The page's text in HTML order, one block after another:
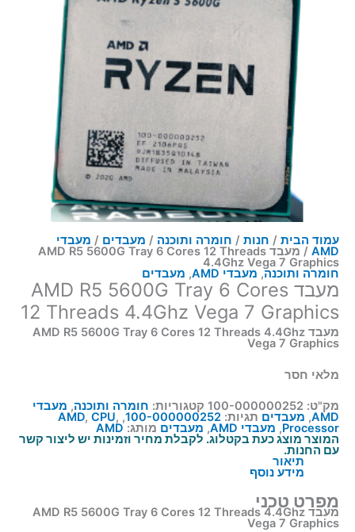
עמוד הבית / חנות / חומרה ותוכנה / מעבדים / מעבדי
AMD / מעבד AMD R5 5600G Tray 6 Cores 12 Threads
4.4Ghz Vega 7 Graphics
חומרה ותוכנה, מעבדי AMD , מעבדים
מעבד AMD R5 5600G Tray 6 Cores
12 Threads 4.4Ghz Vega 7 Graphics
מעבד AMD R5 5600G Tray 6 Cores 12 Threads 4.4Ghz
Vega 7 Graphics
מלאי חסר
מק"ט: 100-000000252 קטגוריות: חומרה ותוכנה, מעבדי
AMD
, מעבדים תגיות: 100-000000252
,
AMD, CPU,
Processor
, מעבדי AMD , מעבדים מותג: AMD
המוצר מוצג כעת בקטלוג. לקבלת מחיר וזמינות יש ליצור קשר
עם החנות.
תיאור
מידע נוסף
מפרט טכני
מעבד AMD R5 5600G Tray 6 Cores 12 Threads 4.4Ghz
Vega 7 Graphics